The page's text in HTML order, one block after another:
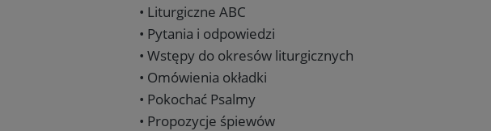
• Liturgiczne ABC
• Pytania i odpowiedzi
• Wstępy do okresów liturgicznych
• Omówienia okładki
• Pokochać Psalmy
• Propozycje śpiewów